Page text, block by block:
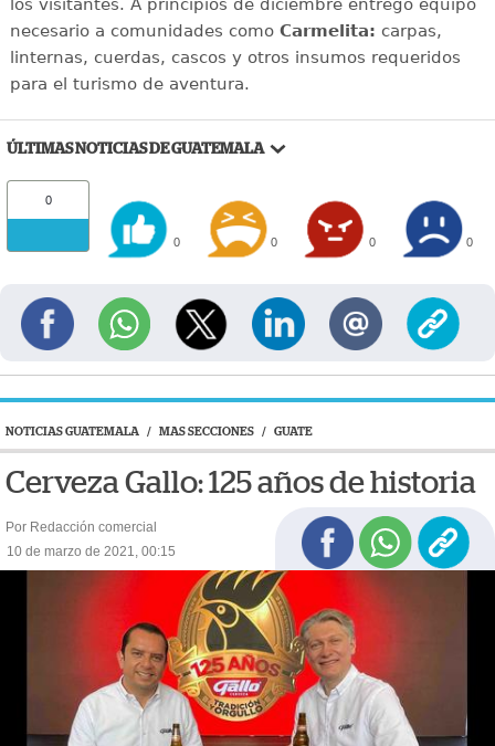
los visitantes. A principios de diciembre entregó equipo
necesario a comunidades como Carmelita: carpas,
linternas, cuerdas, cascos y otros insumos requeridos
para el turismo de aventura.
ÚLTIMAS NOTICIAS DE GUATEMALA
0
0 0 0 0
NOTICIAS GUATEMALA / MAS SECCIONES / GUATE
Cerveza Gallo: 125 años de historia
Por Redacción comercial
10 de marzo de 2021, 00:15